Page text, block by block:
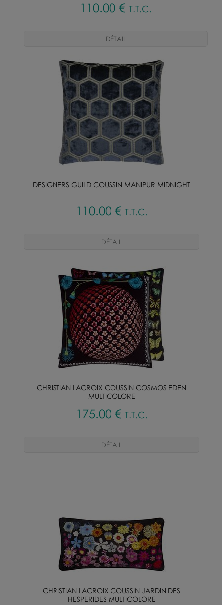
110.00 € T.T.C.
DESIGNERS GUILD COUSSIN MANIPUR MIDNIGHT
110.00 € T.T.C.
CHRISTIAN LACROIX COUSSIN COSMOS EDEN
MULTICOLORE
175.00 € T.T.C.
CHRISTIAN LACROIX COUSSIN JARDIN DES
HESPERIDES MULTICOLORE